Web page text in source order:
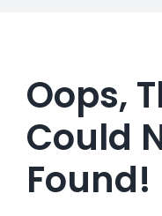
Oops,
Could
Found!